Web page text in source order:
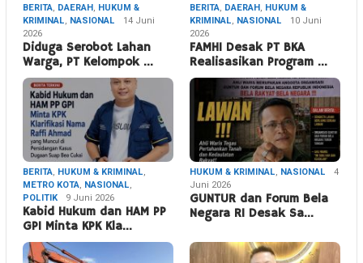
BERITA, DAERAH, HUKUM &
KRIMINAL, NASIONAL
14 Juni
2026
Diduga Serobot Lahan
Warga, PT Kelompok …
BERITA, DAERAH, HUKUM &
KRIMINAL, NASIONAL
10 Juni
2026
FAMHI Desak PT BKA
Realisasikan Program …
BERITA, HUKUM & KRIMINAL,
METRO KOTA, NASIONAL,
POLITIK
9 Juni 2026
Kabid Hukum dan HAM PP
GPI Minta KPK Kla…
HUKUM & KRIMINAL, NASIONAL
4
Juni 2026
GUNTUR dan Forum Bela
Negara RI Desak Sa…